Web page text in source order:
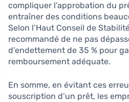
compliquer l’approbation du
entraîner des conditions
Selon l’Haut Conseil de
recommandé de ne pas
d’endettement de 35 % pour
remboursement adéquate.
En somme, en évitant ces
souscription d’un prêt, les